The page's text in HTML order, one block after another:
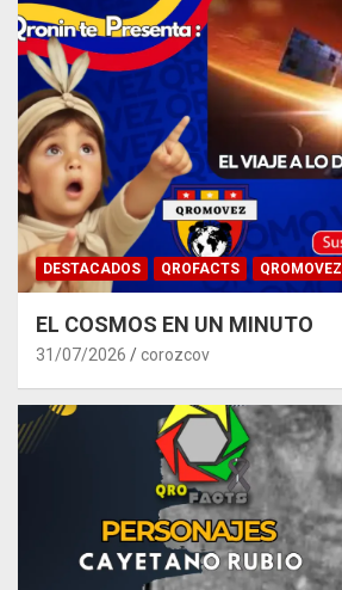
DESTACADOS QROFACTS QROMOVEZ
EL COSMOS EN UN MINUTO
31/07/2026 corozcov